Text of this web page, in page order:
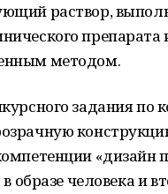
раствор,
препарата
методом.
задания по
«дизайн
в образе человека и